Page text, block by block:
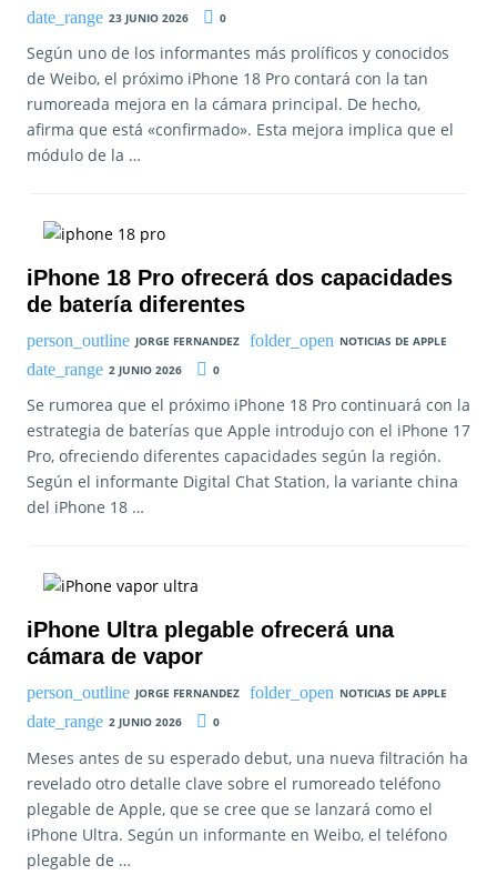
23 JUNIO 2026
0
Según uno de los informantes más prolíficos y conocidos
de Weibo, el próximo iPhone 18 Pro contará con la tan
rumoreada mejora en la cámara principal. De hecho,
afirma que está «confirmado». Esta mejora implica que el
módulo de la …
iPhone 18 Pro ofrecerá dos capacidades
de batería diferentes
JORGE FERNANDEZ
NOTICIAS DE APPLE
2 JUNIO 2026
0
Se rumorea que el próximo iPhone 18 Pro continuará con la
estrategia de baterías que Apple introdujo con el iPhone 17
Pro, ofreciendo diferentes capacidades según la región.
Según el informante Digital Chat Station, la variante china
del iPhone 18 …
iPhone Ultra plegable ofrecerá una
cámara de vapor
JORGE FERNANDEZ
NOTICIAS DE APPLE
2 JUNIO 2026
0
Meses antes de su esperado debut, una nueva filtración ha
revelado otro detalle clave sobre el rumoreado teléfono
plegable de Apple, que se cree que se lanzará como el
iPhone Ultra. Según un informante en Weibo, el teléfono
plegable de …